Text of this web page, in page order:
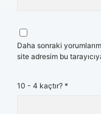
Daha sonraki
site adresim bu
10 - 4 kaçtır? *